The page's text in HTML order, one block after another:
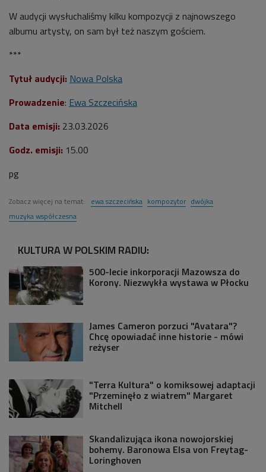
W audycji wysłuchaliśmy kilku kompozycji z najnowszego
albumu artysty, on sam był też naszym gościem.
***
Tytuł audycji: Nowa Polska
Prowadzenie: Ewa Szczecińska
Data emisji: 23.03.2026
Godz. emisji: 15.00
pg
Zobacz więcej na temat: ewa szczecińska kompozytor dwójka
muzyka współczesna
KULTURA W POLSKIM RADIU:
500-lecie inkorporacji Mazowsza do
Korony. Niezwykła wystawa w Płocku
James Cameron porzuci "Avatara"?
Chcę opowiadać inne historie - mówi
reżyser
"Terra Kultura" o komiksowej adaptacji
"Przeminęło z wiatrem" Margaret
Mitchell
Skandalizująca ikona nowojorskiej
bohemy. Baronowa Elsa von Freytag-
Loringhoven